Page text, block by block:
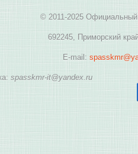
© 2011-2025 Официальный
692245, Приморский
E-mail:
spasskmr-it@yandex.ru